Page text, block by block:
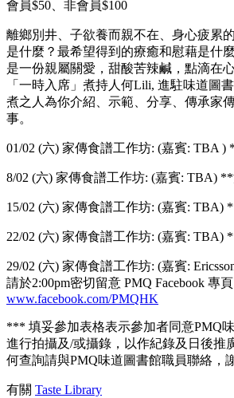
會員$50、非會員$100
離鄉別井、子欲養而親不在、身心疲累
是什麼？最希望得到的療癒和慰藉是什
是一份親屬關愛，甜酸苦辣鹹，點滴在
「一時入席」煮持人何Lili, 進駐味道圖
煮之人為你介紹、示範、分享、傳承家
事。
01/02 (六) 家傳食譜工作坊: (嘉賓: TBA
8/02 (六) 家傳食譜工作坊: (嘉賓: TBA)
15/02 (六) 家傳食譜工作坊: (嘉賓: TBA)
22/02 (六) 家傳食譜工作坊: (嘉賓: TBA)
29/02 (六) 家傳食譜工作坊: (嘉賓:
請於2:00pm密切留意 PMQ Facebook 專頁
www.facebook.com/PMQHK
*** 填妥參加表格表示參加者同意PMQ
進行拍攝及/或攝錄，以作紀錄及日後推
何查詢請與PMQ味道圖書館職員聯絡，
有關 Taste Library